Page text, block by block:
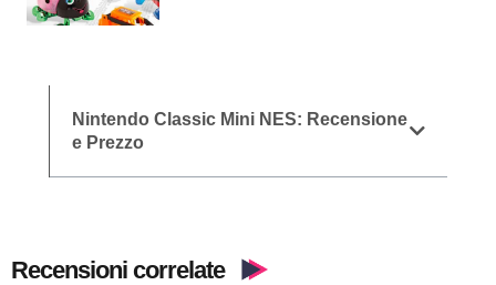
Nintendo Classic Mini NES: Recensione
e Prezzo
Recensioni correlate